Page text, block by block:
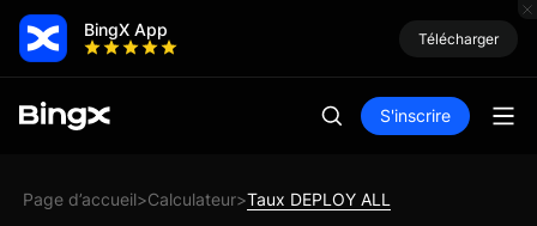
BingX App Télécharger
S'inscrire
Page d’accueil>Calculateur>Taux DEPLOY ALL